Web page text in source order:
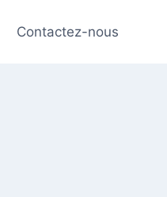
Contactez-nous